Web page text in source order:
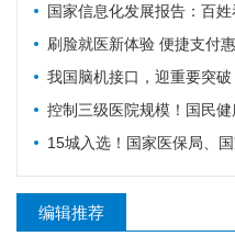
国家信息化发展报告：百
刷脸就医新体验 便捷支付
我国脑机接口，迎重要突破
控制三级医院规模！国民健
15城入选！国家医保局、国家卫生健康委联
编辑推荐